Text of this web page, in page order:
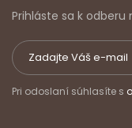
Prihláste sa k odberu
Pri odoslaní súhlasíte s